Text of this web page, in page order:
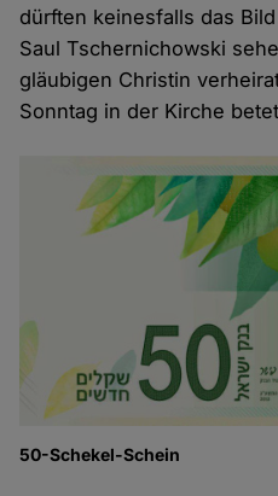
dürften keinesfalls das
Saul Tschernichowski
gläubigen Christin
Sonntag in der Kirche
50-Schekel-Schein